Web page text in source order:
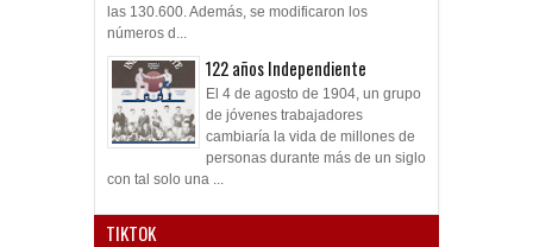
las 130.600. Además, se modificaron los
números d...
122 años Independiente
El 4 de agosto de 1904, un grupo
de jóvenes trabajadores
cambiaría la vida de millones de
personas durante más de un siglo
con tal solo una ...
TIKTOK